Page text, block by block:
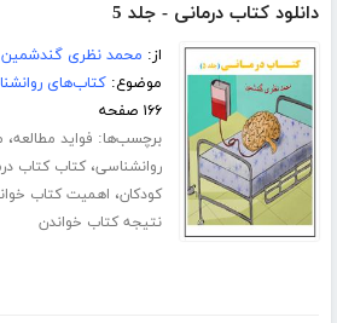
دانلود کتاب درمانی - جلد 5
از: محمد نظری گندشمین
موضوع:کتاب‌های
۱۶۶ صفحه
برچسب‌ها: فواید مطالعه،
روانشناسی،کتاب کتاب
کودکان، اهمیت کتاب
نتیجه کتاب خواندن